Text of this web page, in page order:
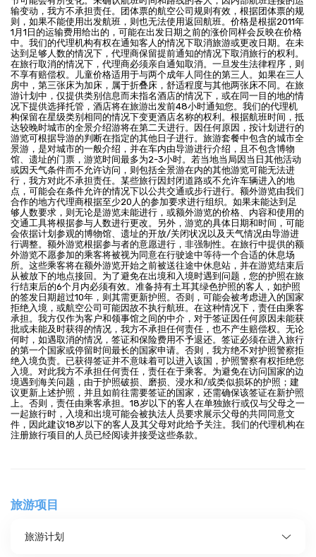
输变动，我方不承担责任。团体票的航空公司规则有效，根据团体票的规
则，如果不能使用出发航班，则也无法使用返回航班。价格是根据2011年
1月1日的运输费用给出的，可能在出发日期之前的涨价同样会反映在价格
中。我们的代理机构有权在通知客人的情况下取消旅游或更改日期。在未
达到足够人数的情况下，代理商保留提前通知的情况下取消旅行的权利。
在旅行取消的情况下，代理商必须亲自通知取消。一旦发生法律程序，则
不享有赔偿权。儿童价格适用于与两个成年人同住的第三人。如果在三人
房中，第三张床为加床，属于折叠床，舒适程度与其他两张床不同。在旅
游计划中，仅提供类别信息而未指名酒店的情况下，或在同一目的地的情
况下提供选择托管，酒店将在旅游出发前48小时通知您。我们的代理机
构保留在星级类别相同的情况下变更酒店名称的权利。根据航班时间，抵
达较晚时城市的全景介绍游将在第二天进行。因任何原因，按计划进行的
游览可根据导游的判断在指定的其他日子进行。旅游套餐中包含的城市全
景游，是对城市的一般介绍，并在车内由导游进行介绍，且不包含博物
馆、遗址的门票，游览时间最多为2-3小时。若当地当局因当日其他活动
或因天气条件而不允许访问，则包括全景游在内的其他游览可能无法进
行，我方对此不承担责任。某些旅行因封闭道路或不允许车辆进入的地
点，可能会在条件允许的情况下以公共交通或步行进行。额外游览由我们
合作的地方代理商根据至少20人的参加要求进行组织。如果未能达到足
够人数要求，则无论是游览未能进行，或额外游览的价格、内容和使用的
交通工具将根据参与人数进行更改。另外，游览的具体日期和时间，可能
会依据计划参观的博物馆、遗址的开放/关闭状况以及天气情况由导游进
行调整。额外游览根据参与者的意愿进行，非强制性。在旅行中提供的额
外游览不愿参加的乘客将被视为同意在行驶途中等待一个合适的休息场
所。这些乘客将在额外游览开始之前被送往途中休息站，并在游览结束后
从被放下的地点接回。为了避免在出境和入境时遇到问题，您的护照在旅
行结束后的6个月内必须有效。准备持有土耳其绿色护照的客人，如护照
的签发日期超过10年，则其需更新护照。否则，可能会被考虑进入的国家
拒绝入境，或航空公司可能因故不执行航班。在这种情况下，责任由乘客
承担。我方仅作为客户和领事馆之间的中介，对于签证因任何原因未能获
批或未能及时获得的情况，我方不承担任何责任，也不产生赔偿权。无论
何时，如遇取消的情况，签证和保险费用不予退还。签证必须在进入旅行
的第一个国家或停留时间最长的国家申请。否则，我方绝不对护照警察拒
绝入境负责。已获得签证并不意味着可以进入该国，护照警察有权拒绝您
入境。对此我方不承担任何责任，责任在于乘客。为避免在访问国家的边
境遇到海关问题，由于护照破损、磨损、浸水和/或类似损坏的护照；建
议更新上述护照，并且如前往需要签证的国家，还需确保该签证在新护照
上。否则，责任由乘客承担。18岁以下的客人在单独旅行或仅与父母之一
一起旅行时，入境和出境可能会被执法人员要求展示父母的共同同意文
件，因此建议18岁以下的客人及其父母对此给予关注。我们的代理机构在
注册旅行项目的人员已经阅读并接受这些条款。
旅游项目
旅游计划